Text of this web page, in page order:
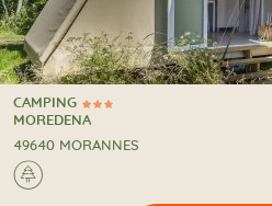
3 Sterren
CAMPING
CAMPING
MOREDENA
49640 MORANNES
🌲